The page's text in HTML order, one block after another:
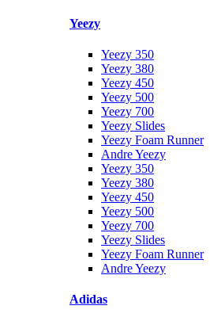
Yeezy
Yeezy 350
Yeezy 380
Yeezy 450
Yeezy 500
Yeezy 700
Yeezy Slides
Yeezy Foam Runner
Andre Yeezy
Yeezy 350
Yeezy 380
Yeezy 450
Yeezy 500
Yeezy 700
Yeezy Slides
Yeezy Foam Runner
Andre Yeezy
Adidas